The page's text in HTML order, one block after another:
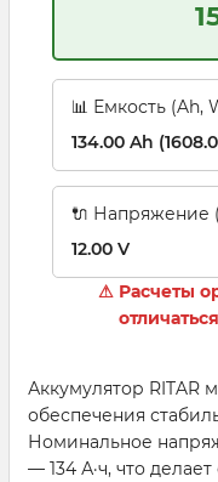
📊 Емкость (Ah,
134.00 Ah
🔌 Напряжение
12.00 V
⚠ Расчеты
Аккумулятор RITAR
обеспечения
Номинальное
— 134 А·ч, что